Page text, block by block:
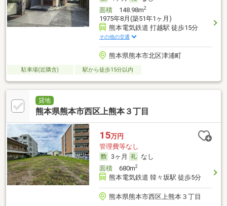
面積148.98m2
1975年8月(築51年1ヶ月)
熊本電気鉄道 打越駅 徒歩15分
その他の交通
熊本県熊本市北区津浦町
駐車場(近隣含) 駅から徒歩15分以内
貸地
熊本県熊本市西区上熊本３丁目
15万円
管理費等なし
3ヶ月
なし
面積680m2
熊本電気鉄道 韓々坂駅 徒歩5分
熊本県熊本市西区上熊本３丁目